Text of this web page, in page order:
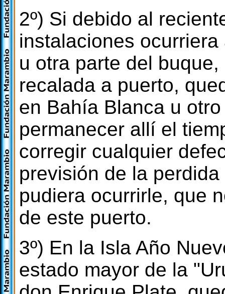
2º) Si debido al
instalaciones
u otra parte del
recalada a puerto,
en Bahía Blanca u
permanecer allí el
corregir cualquier
previsión de la
pudiera ocurrirle, que
de este puerto.
3º) En la Isla Año
estado mayor de la